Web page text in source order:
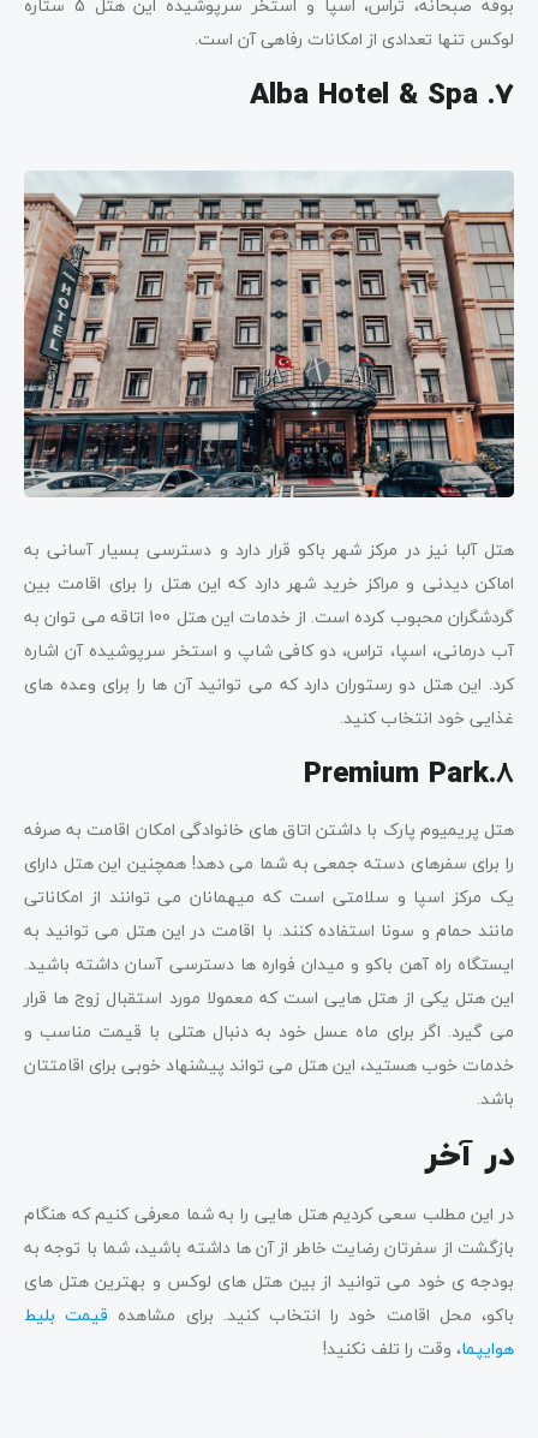
لوکس تنها تعدادی از امکانات رفاهی آن است.
7.
Alba Hotel & Spa
هتل آلبا نیز در مرکز شهر باکو قرار دارد و دسترسی بسیار آسانی به
اماکن دیدنی و مراکز خرید شهر دارد که این هتل را برای اقامت بین
گردشگران محبوب کرده است. از خدمات این هتل 100 اتاقه می توان به
آب درمانی، اسپا، تراس، دو کافی شاپ و استخر سرپوشیده آن اشاره
کرد. این هتل دو رستوران دارد که می توانید آن ها را برای وعده های
غذایی خود انتخاب کنید.
8
.
Premium Park
هتل پریمیوم پارک با داشتن اتاق های خانوادگی امکان اقامت به صرفه
را برای سفرهای دسته جمعی به شما می دهد! همچنین این هتل دارای
یک مرکز اسپا و سلامتی است که میهمانان می توانند از امکاناتی
مانند حمام و سونا استفاده کنند. با اقامت در این هتل می توانید به
ایستگاه راه آهن باکو و میدان فواره ها دسترسی آسان داشته باشید.
این هتل یکی از هتل هایی است که معمولا مورد استقبال زوج ها قرار
می گیرد. اگر برای ماه عسل خود به دنبال هتلی با قیمت مناسب و
خدمات خوب هستید، این هتل می تواند پیشنهاد خوبی برای اقامتتان
باشد.
در آخر
در این مطلب سعی کردیم هتل هایی را به شما معرفی کنیم که هنگام
بازگشت از سفرتان رضایت خاطر از آن ها داشته باشید، شما با توجه به
بودجه ی خود می توانید از بین هتل های لوکس و بهترین هتل های
باکو، محل اقامت خود را انتخاب کنید. برای مشاهده قیمت بلیط
هوایپما، وقت را تلف نکنید!